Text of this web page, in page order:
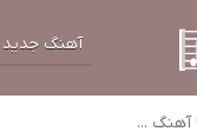
آهنگ جدید